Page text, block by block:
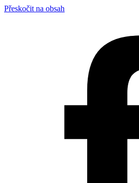
Přeskočit na obsah